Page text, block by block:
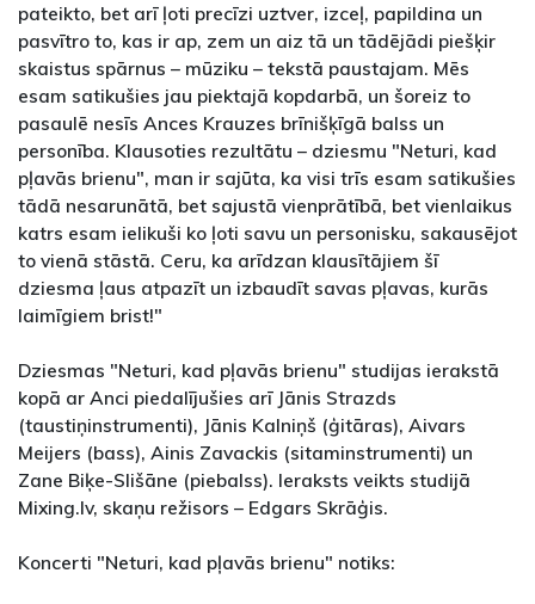
pateikto, bet arī ļoti precīzi uztver, izceļ, papildina un
pasvītro to, kas ir ap, zem un aiz tā un tādējādi piešķir
skaistus spārnus – mūziku – tekstā paustajam. Mēs
esam satikušies jau piektajā kopdarbā, un šoreiz to
pasaulē nesīs Ances Krauzes brīnišķīgā balss un
personība. Klausoties rezultātu – dziesmu "Neturi, kad
pļavās brienu", man ir sajūta, ka visi trīs esam satikušies
tādā nesarunātā, bet sajustā vienprātībā, bet vienlaikus
katrs esam ielikuši ko ļoti savu un personisku, sakausējot
to vienā stāstā. Ceru, ka arīdzan klausītājiem šī
dziesma ļaus atpazīt un izbaudīt savas pļavas, kurās
laimīgiem brist!"
Dziesmas "Neturi, kad pļavās brienu" studijas ierakstā
kopā ar Anci piedalījušies arī Jānis Strazds
(taustiņinstrumenti), Jānis Kalniņš (ģitāras), Aivars
Meijers (bass), Ainis Zavackis (sitaminstrumenti) un
Zane Biķe-Slišāne (piebalss). Ieraksts veikts studijā
Mixing.lv, skaņu režisors – Edgars Skrāģis.
Koncerti "Neturi, kad pļavās brienu" notiks: